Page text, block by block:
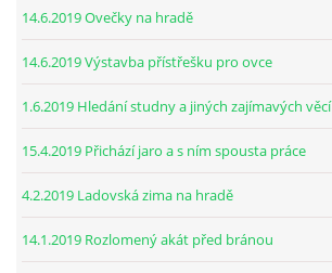
14.6.2019 Ovečky na hradě
14.6.2019 Výstavba přístřešku pro ovce
1.6.2019 Hledání studny a jiných zajímavých věcí
15.4.2019 Přichází jaro a s ním spousta práce
4.2.2019 Ladovská zima na hradě
14.1.2019 Rozlomený akát před bránou